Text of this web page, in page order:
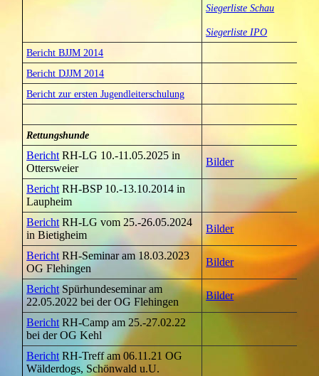
Siegerliste Schau
Siegerliste IPO
Bericht BJJM 2014
Bericht DJJM 2014
Bericht zur ersten Jugendleiterschulung
Rettungshunde
Bericht RH-LG 10.-11.05.2025 in
Ottersweier
Bilder
Bericht RH-BSP 10.-13.10.2014 in
Laupheim
Bericht RH-LG vom 25.-26.05.2024
in Bietigheim
Bilder
Bericht RH-Seminar am 18.03.2023
OG Flehingen
Bilder
Bericht Spürhundeseminar am
22.05.2022 bei der OG Flehingen
Bilder
Bericht RH-Camp am 25.-27.02.22
bei der OG Kehl
Bericht RH-Treff am 06.11.21 OG
Wälderdogs, Schönwald u.U.